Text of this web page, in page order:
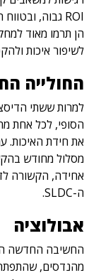
הן תרמו מאוד
לשיפור איכות
החולייה
הסופי, לכל אחת
את חידת האיכות.
מסלול מחודש
אחידה, הקשורה
ה-SLDC.
אבולוציה
החשיבה החדשה